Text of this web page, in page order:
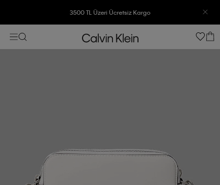
3500 TL Üzeri Ücretsiz Kargo
7500 TL Ve Üzeri Alışverişlerinizde 6 Taksit İmkanı